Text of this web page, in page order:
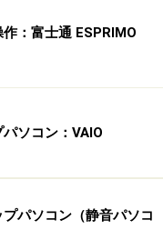
：富士通 ESPRIMO
ソコン：VAIO
パソコン（静音パソコ